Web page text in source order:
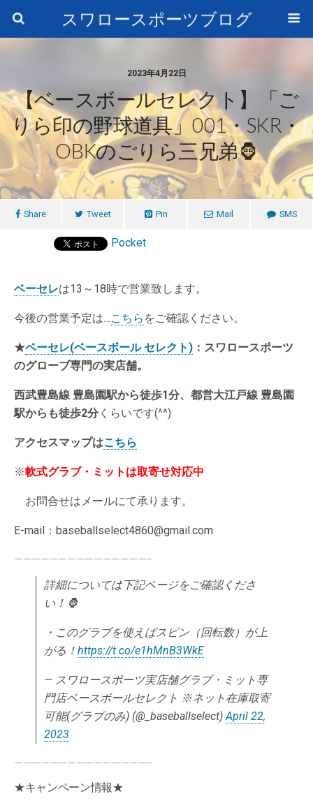
スワロースポーツブログ
2023年4月22日
【ベースボールセレクト】「ご
りら印の野球道具」001・SKR・
OBKのごりら三兄弟🦍
Share Tweet Pin Mail SMS
Pocket
ベーセレは13～18時で営業致します。
今後の営業予定は…こちら をご確認ください。
★ベーセレ(ベースボール セレクト) ：スワロースポーツ
のグローブ専門の実店舗。
西武豊島線 豊島園駅から徒歩1分、都営大江戸線 豊島園
駅からも徒歩2分 くらいです(^^)
アクセスマップはこちら
※軟式グラブ・ミットは取寄せ対応中
お問合せはメールにて承ります。
E-mail：baseballselect4860@gmail.com
———————————————–
詳細については下記ページをご確認くださ
い！🦍
・このグラブを使えばスピン（回転数）が上
がる！ https://t.co/e1hMnB3WkE
— スワロースポーツ実店舗グラブ・ミット専
門店ベースボールセレクト ※ネット在庫取寄
可能(グラブのみ) (@_baseballselect)April 22,
2023
———————————————–
★キャンペーン情報★